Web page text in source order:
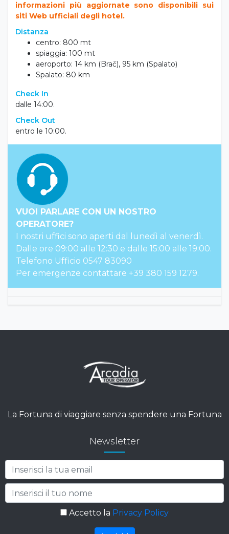
informazioni più aggiornate sono disponibili sui
siti Web ufficiali degli hotel.
Distanza
centro: 800 mt
spiaggia: 100 mt
aeroporto: 14 km (Brač), 95 km (Spalato)
Spalato: 80 km
Check In
dalle 14:00.
Check Out
entro le 10:00.
VUOI PARLARE CON UN NOSTRO
OPERATORE?
I nostri uffici sono aperti dal lunedì al venerdì.
Dalle ore 09:00 alle 12:30 e dalle 15:00 alle 19:00.
Telefono Ufficio 0547 83090
Per emergenze contattare +39 380 159 1279.
La Fortuna di viaggiare senza spendere una Fortuna
Newsletter
Accetto la Privacy Policy